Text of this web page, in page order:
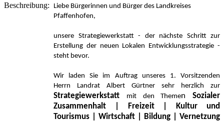
Beschreibung:
Liebe Bürgerinnen und Bürger des Landkreises
Pfaffenhofen,
unsere Strategiewerkstatt - der nächste Schritt zur
Erstellung der neuen Lokalen Entwicklungsstrategie -
steht bevor.
Wir laden Sie im Auftrag unseres 1. Vorsitzenden
Herrn Landrat Albert Gürtner sehr herzlich zur
Strategiewerkstatt mit den Themen Sozialer
Zusammenhalt | Freizeit | Kultur und
Tourismus | Wirtschaft | Bildung | Vernetzung